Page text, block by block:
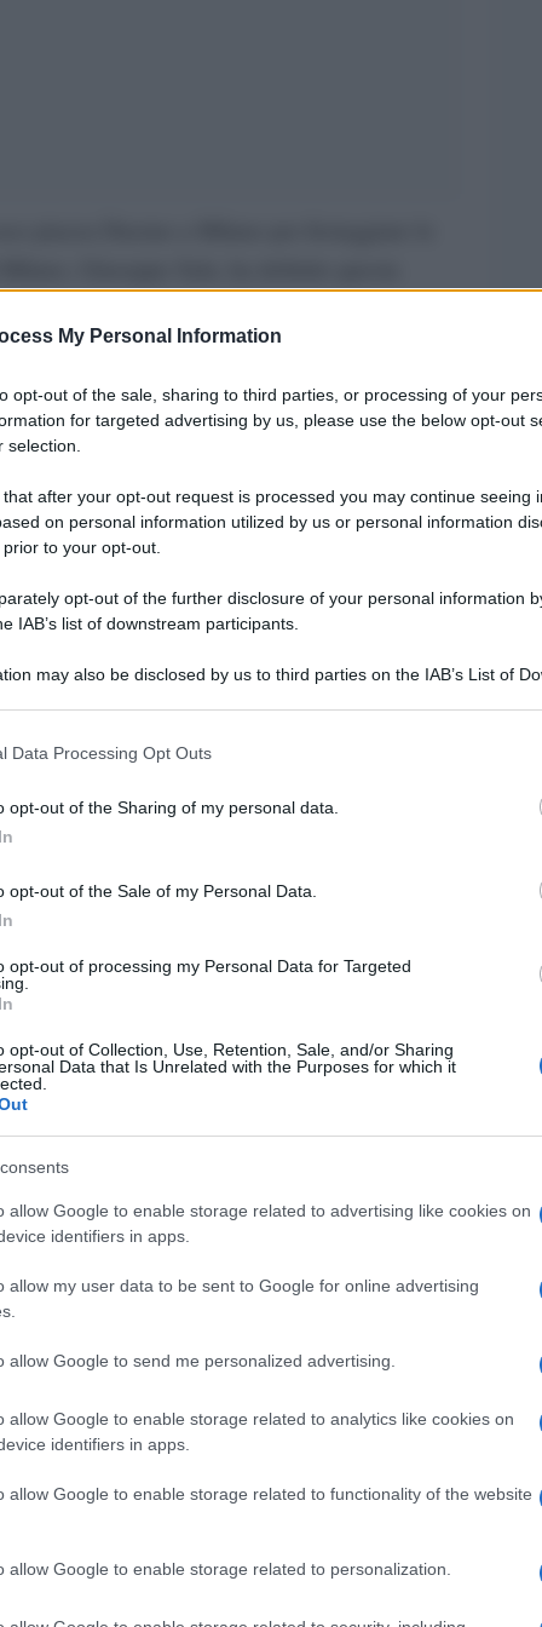
My Personal Information
opt-out of the sale, sharing to third parties, or processing of your
for targeted advertising by us, please use the below opt-out
selection.
that after your opt-out request is processed you may continue seeing
on personal information utilized by us or personal information
to your opt-out.
opt-out of the further disclosure of your personal information
IAB’s list of downstream participants.
may also be disclosed by us to third parties on the IAB’s List of
including but not limited to your visit or usage behaviour. You may click
to Google and its third-party tags to use your data for below specified
consent section.
Data Processing Opt Outs
opt-out of the Sharing of my personal data.
opt-out of the Sale of my Personal Data.
opt-out of processing my Personal Data for Targeted
opt-out of Collection, Use, Retention, Sale, and/or Sharing
Data that Is Unrelated with the Purposes for which it
allow Google to enable storage related to advertising like cookies on
identifiers in apps.
allow my user data to be sent to Google for online advertising
allow Google to send me personalized advertising.
allow Google to enable storage related to analytics like cookies on
identifiers in apps.
allow Google to enable storage related to functionality of the website
allow Google to enable storage related to personalization.
i tifosi scendessero in piazza – ha affermato
su Facebook – Sarebbe stato così in qualunque
avesse vinto lo scudetto. Con prefetto e
i tifosi, in particolare abbiamo per
piazza Duomo ma i rischi superavano i
riversati in spazi più piccoli e con meno vie di
spiegato – non è in momenti come quelli che
di usare idranti o cose del genere. Capisco
si improvvisa esperto di qualunque cosa,
viste da dentro sono un po’ più complesse
aver “sentito tante lamentele ma non un’idea
meglio le strade cittadine. Ci ha provato
come, i tifosi a San Siro. Ma a tacere che gli
ci sarebbero stati nell’ingresso e
sarebbero state i tifosi a doverosa
Questa è stata l’ideona di uno che ha fatto il
addetto ai lavori”. “Come al solito nella
Sala – quella che vuole aprire tutto ma
a festeggiare un viceministro e due
foto allegramente”. A tal proposito, aggiunge il
e consigliere comunale
ero lì per lo shopping’. Certo, notoriamente si
dell’Inter insieme ai compagni di partito”.
Sala spiega inoltre di aver
prima di parlare di quanto accaduto
di piazza Duomo abbiano colpito la
considero con attenzione le voci di tanti
strumentalizzazione politica per racimolare
Il
dei
Tel
La